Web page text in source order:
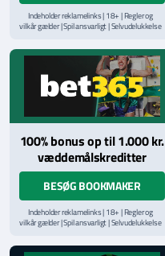
Indeholder reklamelinks | 18+ | Regler og
vilkår gælder | Spil ansvarligt | Selvudelukkelse
hjælpelinje påStopSpillet.dk
Læs vilkår og betingelserher
100% bonus op til 1.000 kr.
væddemålskreditter
BESØG BOOKMAKER
Indeholder reklamelinks | 18+ | Regler og
vilkår gælder | Spil ansvarligt | Selvudelukkelse
hjælpelinje påStopSpillet.dk